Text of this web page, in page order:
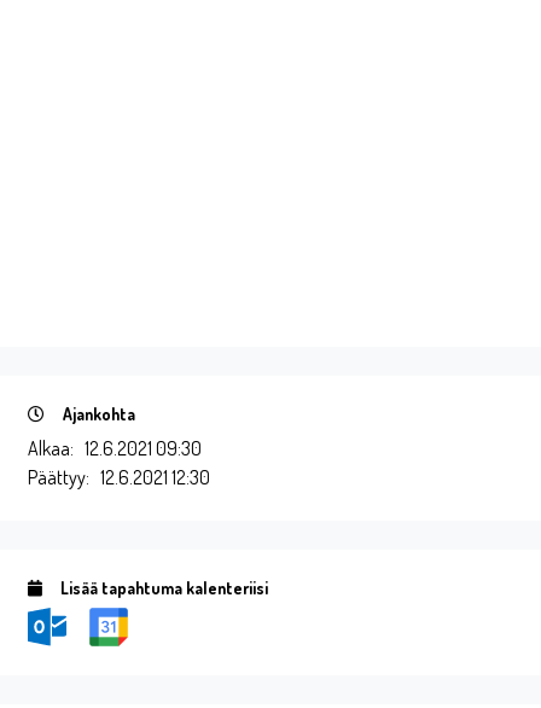
Ajankohta
Alkaa: 12.6.2021 09:30
Päättyy: 12.6.2021 12:30
Lisää tapahtuma kalenteriisi